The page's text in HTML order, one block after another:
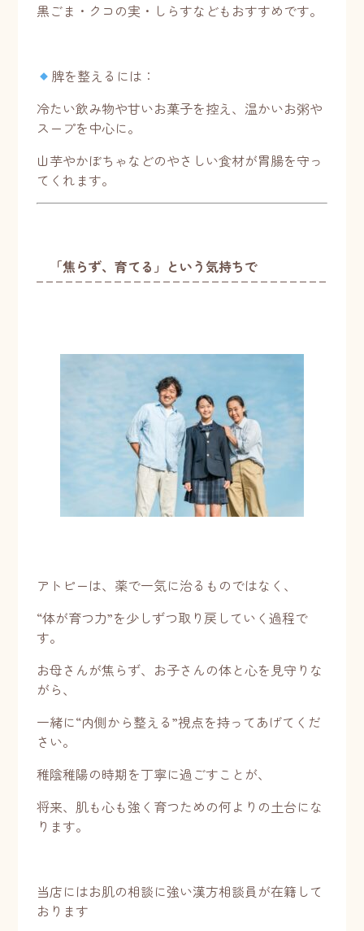
黒ごま・クコの実・しらすなどもおすすめです。
脾を整えるには：
冷たい飲み物や甘いお菓子を控え、温かいお粥や
スープを中心に。
山芋やかぼちゃなどのやさしい食材が胃腸を守っ
てくれます。
「焦らず、育てる」という気持ちで
アトピーは、薬で一気に治るものではなく、
“体が育つ力”を少しずつ取り戻していく過程で
す。
お母さんが焦らず、お子さんの体と心を見守りな
がら、
一緒に“内側から整える”視点を持ってあげてくだ
さい。
稚陰稚陽の時期を丁寧に過ごすことが、
将来、肌も心も強く育つための何よりの土台にな
ります。
当店にはお肌の相談に強い漢方相談員が在籍して
おります